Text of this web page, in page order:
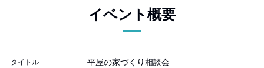
イベント概要
タイトル 平屋の家づくり相談会